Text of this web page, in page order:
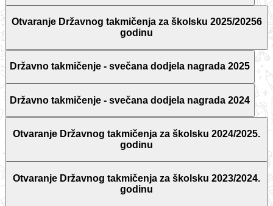
Otvaranje Državnog takmičenja za školsku 2025/20256
godinu
Državno takmičenje - svečana dodjela nagrada 2025
Državno takmičenje - svečana dodjela nagrada 2024
Otvaranje Državnog takmičenja za školsku 2024/2025.
godinu
Otvaranje Državnog takmičenja za školsku 2023/2024.
godinu